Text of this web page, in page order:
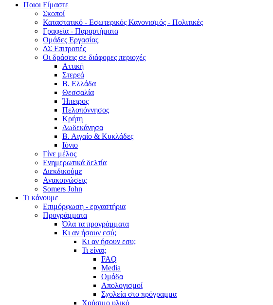
Ποιοι Είμαστε
Σκοποί
Καταστατικό - Εσωτερικός Κανονισμός - Πολιτικές
Γραφεία - Παραρτήματα
Ομάδες Εργασίας
ΔΣ Επιτροπές
Οι δράσεις σε διάφορες περιοχές
Αττική
Στερεά
Β. Ελλάδα
Θεσσαλία
Ήπειρος
Πελοπόννησος
Κρήτη
Δωδεκάνησα
Β. Αιγαίο & Κυκλάδες
Ιόνιο
Γίνε μέλος
Ενημερωτικά δελτία
Διεκδικούμε
Ανακοινώσεις
Somers John
Τι κάνουμε
Επιμόρφωση - εργαστήρια
Προγράμματα
Όλα τα προγράμματα
Κι αν ήσουν εσύ;
Κι αν ήσουν εσυ;
Τι είναι;
FAQ
Media
Ομάδα
Απολογισμοί
Σχολεία στο πρόγραμμα
Χρήσιμο υλικό